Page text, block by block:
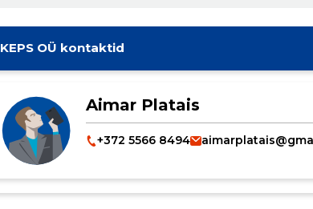
KEPS OÜ kontaktid
Aimar Platais
+372 5566 8494